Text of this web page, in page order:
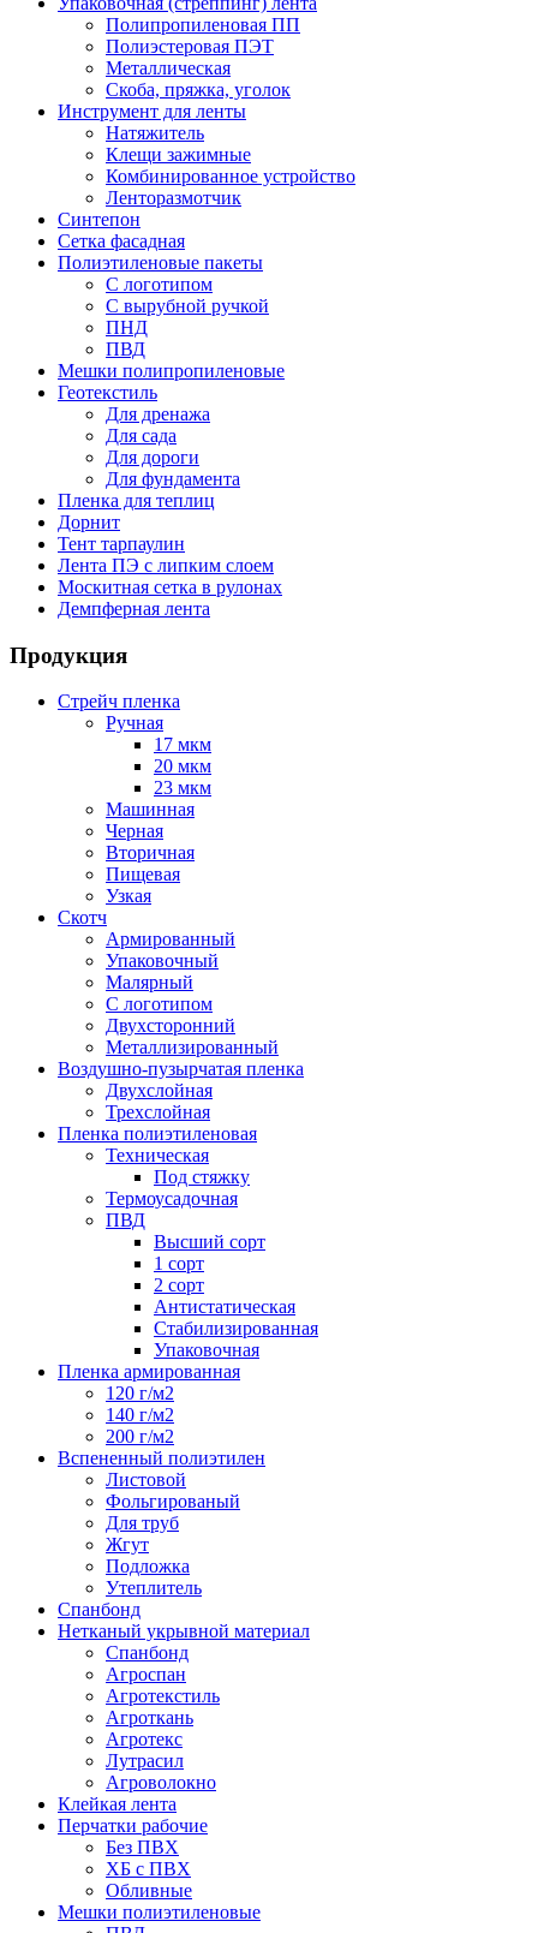
Полипропиленовая ПП
Полиэстеровая ПЭТ
Металлическая
Скоба, пряжка, уголок
Инструмент для ленты
Натяжитель
Клещи зажимные
Комбинированное устройство
Ленторазмотчик
Синтепон
Сетка фасадная
Полиэтиленовые пакеты
С логотипом
С вырубной ручкой
ПНД
ПВД
Мешки полипропиленовые
Геотекстиль
Для дренажа
Для сада
Для дороги
Для фундамента
Пленка для теплиц
Дорнит
Тент тарпаулин
Лента ПЭ с липким слоем
Москитная сетка в рулонах
Демпферная лента
Продукция
Стрейч пленка
Ручная
17 мкм
20 мкм
23 мкм
Машинная
Черная
Вторичная
Пищевая
Узкая
Скотч
Армированный
Упаковочный
Малярный
С логотипом
Двухсторонний
Металлизированный
Воздушно-пузырчатая пленка
Двухслойная
Трехслойная
Пленка полиэтиленовая
Техническая
Под стяжку
Термоусадочная
ПВД
Высший сорт
1 сорт
2 сорт
Антистатическая
Стабилизированная
Упаковочная
Пленка армированная
120 г/м2
140 г/м2
200 г/м2
Вспененный полиэтилен
Листовой
Фольгированый
Для труб
Жгут
Подложка
Утеплитель
Спанбонд
Нетканый укрывной материал
Спанбонд
Агроспан
Агротекстиль
Агроткань
Агротекс
Лутрасил
Агроволокно
Клейкая лента
Перчатки рабочие
Без ПВХ
ХБ с ПВХ
Обливные
Мешки полиэтиленовые